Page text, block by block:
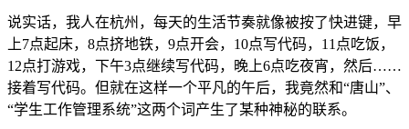
说实话，我人在杭州，每天的生活节奏就像被按了快进键，早
上7点起床，8点挤地铁，9点开会，10点写代码，11点吃饭，
12点打游戏，下午3点继续写代码，晚上6点吃夜宵，然后……
接着写代码。但就在这样一个平凡的午后，我竟然和“唐山”、
“学生工作管理系统”这两个词产生了某种神秘的联系。